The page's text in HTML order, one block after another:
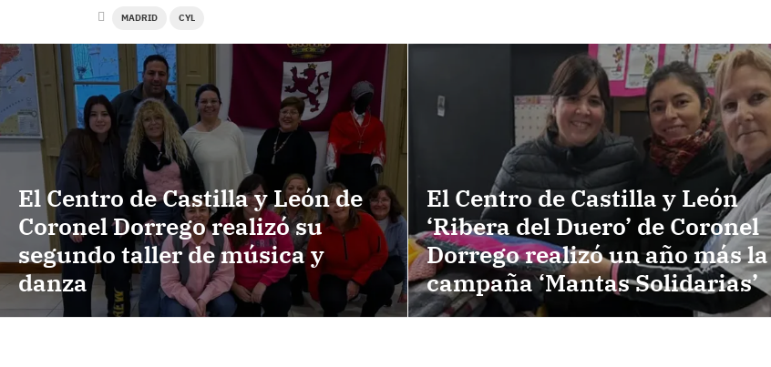
MADRID CYL
El Centro de Castilla y León de
Coronel Dorrego realizó su
segundo taller de música y
danza
El Centro de Castilla y León
‘Ribera del Duero’ de Coronel
Dorrego realizó un año más la
campaña ‘Mantas Solidarias’